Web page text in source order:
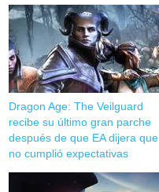
Dragon Age: The Veilguard
recibe su último gran parche
después de que EA dijera que
no cumplió expectativas